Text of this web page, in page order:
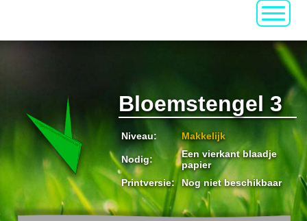
Bloemstengel 3
Niveau: Makkelijk
Nodig:
Een vierkant blaadje
papier
Printversie:
Nog niet beschikbaar